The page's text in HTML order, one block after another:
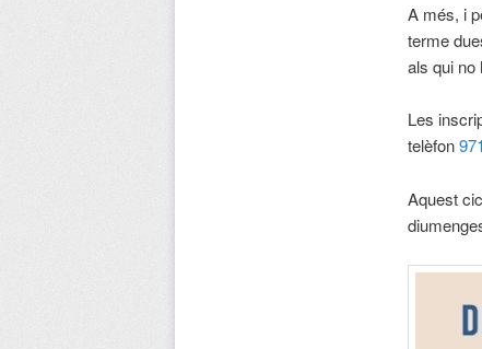
A més, i
terme
als qui no
Les
telèfon
Aquest